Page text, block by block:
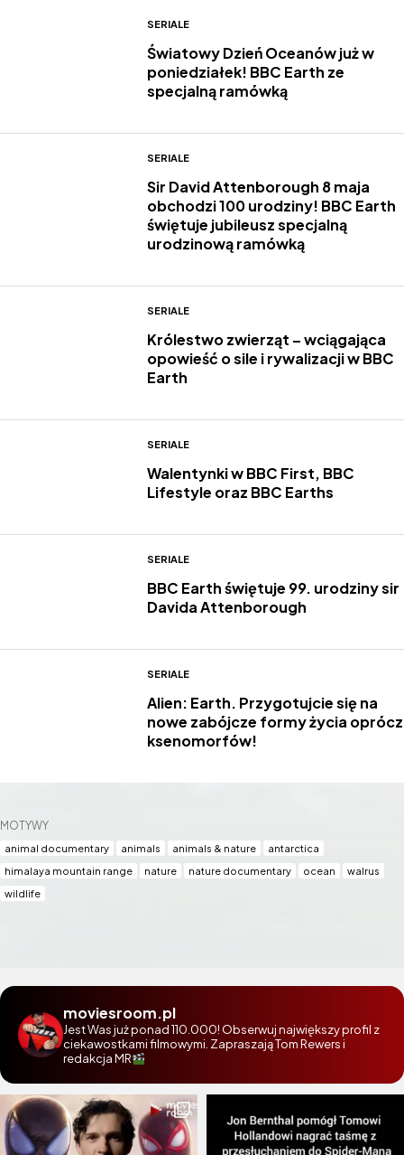
MOTYWY
animal documentary animals animals & nature
antarctica
himalaya mountain range
nature nature documentary ocean
walrus
wildlife
SERIALE
Światowy Dzień Oceanów już w
poniedziałek! BBC Earth ze
specjalną ramówką
SERIALE
Sir David Attenborough 8 maja
obchodzi 100 urodziny! BBC Earth
świętuje jubileusz specjalną
urodzinową ramówką
SERIALE
Królestwo zwierząt – wciągająca
opowieść o sile i rywalizacji w BBC
Earth
SERIALE
Walentynki w BBC First, BBC
Lifestyle oraz BBC Earths
SERIALE
BBC Earth świętuje 99. urodziny sir
Davida Attenborough
SERIALE
Alien: Earth. Przygotujcie się na
nowe zabójcze formy życia oprócz
ksenomorfów!
moviesroom.pl
Jest Was już ponad 110.000! Obserwuj największy profil z
ciekawostkami filmowymi. Zapraszają Tom Rewers i
redakcja MR